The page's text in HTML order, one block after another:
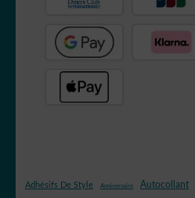
Adhésifs De Style Anniversaire Autocollant